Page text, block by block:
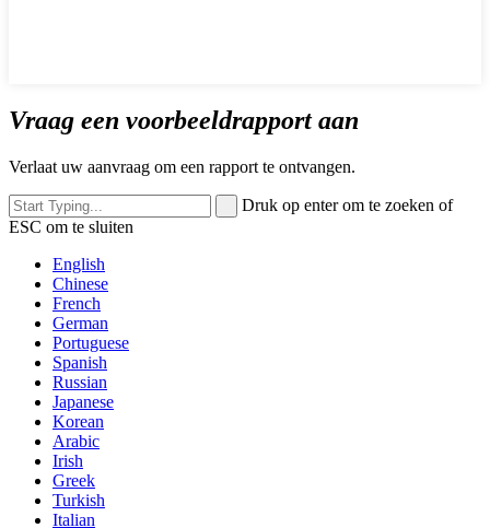
Vraag een voorbeeldrapport aan
Verlaat uw aanvraag om een ​​rapport te ontvangen.
Druk op enter om te zoeken of
ESC om te sluiten
English
Chinese
French
German
Portuguese
Spanish
Russian
Japanese
Korean
Arabic
Irish
Greek
Turkish
Italian